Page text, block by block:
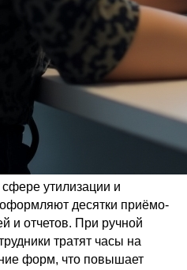
утилизации и
десятки приёмо-
и отчетов. При ручной
тратят часы на
форм, что повышает